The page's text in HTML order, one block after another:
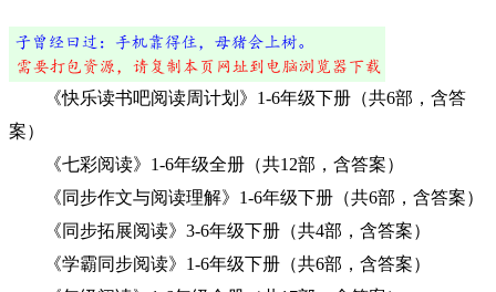
《快乐读书吧阅读周计划》1-6年级下册（共6部，含答
案）
《七彩阅读》1-6年级全册（共12部，含答案）
《同步作文与阅读理解》1-6年级下册（共6部，含答案）
《同步拓展阅读》3-6年级下册（共4部，含答案）
《学霸同步阅读》1-6年级下册（共6部，含答案）